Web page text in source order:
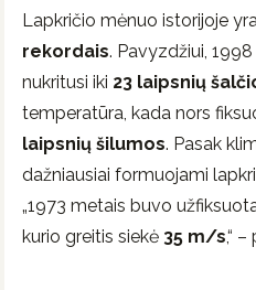
Lapkričio mėnuo istorijoje
rekordais. Pavyzdžiui,
nukritusi iki 23 laipsnių
temperatūra, kada nors
laipsnių šilumos. Pasak
dažniausiai formuojami
„1973 metais buvo
kurio greitis siekė 35 m/s,“